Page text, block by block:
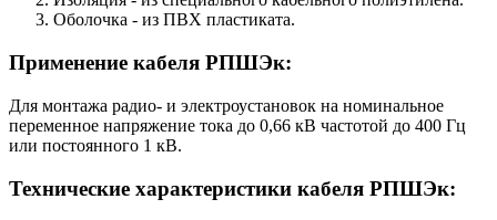
Оболочка - из ПВХ пластиката.
Применение кабеля РПШЭк:
Для монтажа радио- и электроустановок на номинальное
переменное напряжение тока до 0,66 кВ частотой до 400 Гц
или постоянного 1 кВ.
Технические характеристики кабеля РПШЭк: